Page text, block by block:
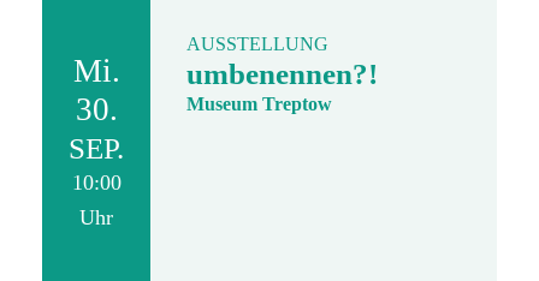
Mi.
30.
SEP.
10:00
Uhr
AUSSTELLUNG
umbenennen?!
Museum Treptow